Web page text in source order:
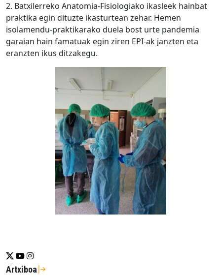
2. Batxilerreko Anatomia-Fisiologiako ikasleek hainbat
praktika egin dituzte ikasturtean zehar. Hemen
isolamendu-praktikarako duela bost urte pandemia
garaian hain famatuak egin ziren EPI-ak janzten eta
eranzten ikus ditzakegu.
Se abrirá nueva ventana-twitter
Se abrirá nueva ventana-youtube
Se abrirá nueva ventana-instragram
Artxiboa